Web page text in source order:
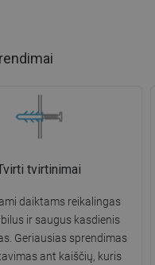
tvirtinimai
daiktams reikalingas
ir saugus kasdienis
Geriausias sprendimas
ant kaiščių, kuris